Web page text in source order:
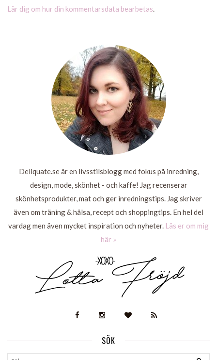
Lär dig om hur din kommentarsdata bearbetas.
Deliquate.se är en livsstilsblogg med fokus på inredning,
design, mode, skönhet - och kaffe! Jag recenserar
skönhetsprodukter, mat och ger inredningstips. Jag skriver
även om träning & hälsa, recept och shoppingtips. En hel del
vardag men även mycket inspiration och nyheter. Läs er om mig
här »
SÖK